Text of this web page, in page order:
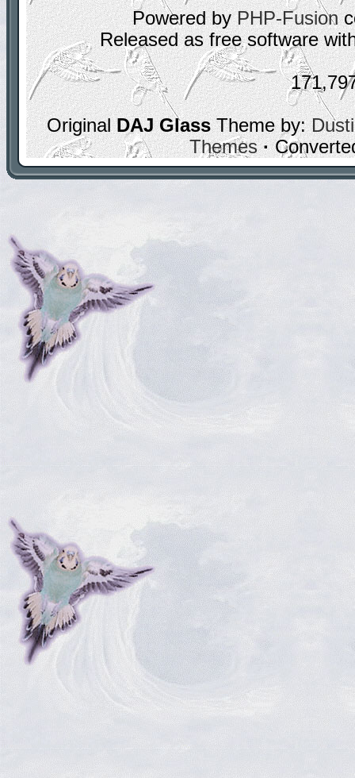
Powered byPHP-Fusion
Released as free software
OriginalDAJ GlassTheme by:
Themes ·